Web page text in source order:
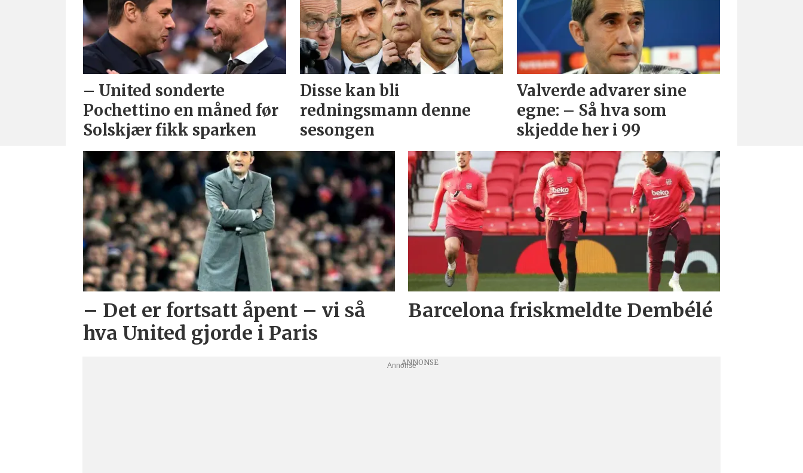
– United sonderte
Pochettino en måned før
Solskjær fikk sparken
Disse kan bli
redningsmann denne
sesongen
Valverde advarer sine
egne: – Så hva som
skjedde her i 99
– Det er fortsatt åpent – vi så
hva United gjorde i Paris
Barcelona friskmeldte Dembélé
Annonse